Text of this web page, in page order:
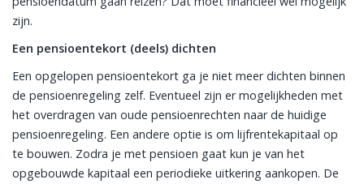
zijn.
Een pensioentekort (deels) dichten
Een opgelopen pensioentekort ga je niet meer dichten binnen
de pensioenregeling zelf. Eventueel zijn er mogelijkheden met
het overdragen van oude pensioenrechten naar de huidige
pensioenregeling. Een andere optie is om lijfrentekapitaal op
te bouwen. Zodra je met pensioen gaat kun je van het
opgebouwde kapitaal een periodieke uitkering aankopen. De